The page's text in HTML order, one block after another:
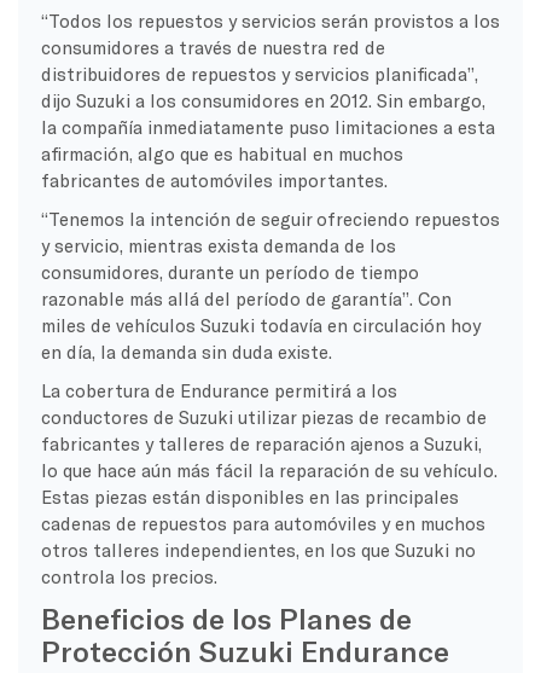
“Todos los repuestos y servicios serán provistos a los
consumidores a través de nuestra red de
distribuidores de repuestos y servicios planificada”,
dijo Suzuki a los consumidores en 2012. Sin embargo,
la compañía inmediatamente puso limitaciones a esta
afirmación, algo que es habitual en muchos
fabricantes de automóviles importantes.
“Tenemos la intención de seguir ofreciendo repuestos
y servicio, mientras exista demanda de los
consumidores, durante un período de tiempo
razonable más allá del período de garantía”. Con
miles de vehículos Suzuki todavía en circulación hoy
en día, la demanda sin duda existe.
La cobertura de Endurance permitirá a los
conductores de Suzuki utilizar piezas de recambio de
fabricantes y talleres de reparación ajenos a Suzuki,
lo que hace aún más fácil la reparación de su vehículo.
Estas piezas están disponibles en las principales
cadenas de repuestos para automóviles y en muchos
otros talleres independientes, en los que Suzuki no
controla los precios.
Beneficios de los Planes de
Protección Suzuki Endurance